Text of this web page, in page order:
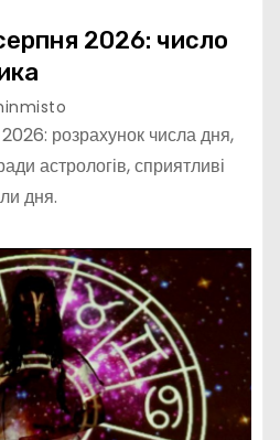
2026: число
розрахунок числа дня,
астрологів, сприятливі
дня.